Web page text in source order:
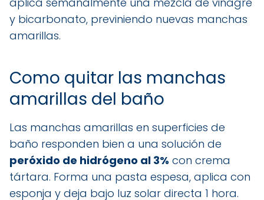
y bicarbonato, previniendo nuevas manchas
amarillas.
Como quitar las manchas
amarillas del baño
Las manchas amarillas en superficies de
baño responden bien a una solución de
peróxido de hidrógeno al 3% con crema
tártara. Forma una pasta espesa, aplica con
esponja y deja bajo luz solar directa 1 hora.